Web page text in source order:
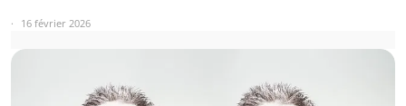
16 février 2026